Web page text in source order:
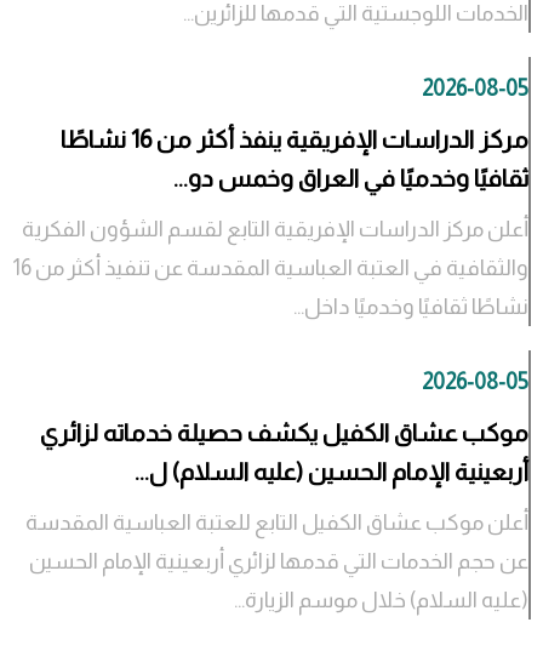
الخدمات اللوجستية التي قدمها للزائرين...
2026-08-05
مركز الدراسات الإفريقية ينفذ أكثر من 16 نشاطًا
ثقافيًا وخدميًا في العراق وخمس دو...
أعلن مركز الدراسات الإفريقية التابع لقسم الشؤون الفكرية
والثقافية في العتبة العباسية المقدسة عن تنفيذ أكثر من 16
نشاطًا ثقافيًا وخدميًا داخل...
2026-08-05
موكب عشاق الكفيل يكشف حصيلة خدماته لزائري
أربعينية الإمام الحسين (عليه السلام) ل...
أعلن موكب عشاق الكفيل التابع للعتبة العباسية المقدسة
عن حجم الخدمات التي قدمها لزائري أربعينية الإمام الحسين
(عليه السلام) خلال موسم الزيارة...